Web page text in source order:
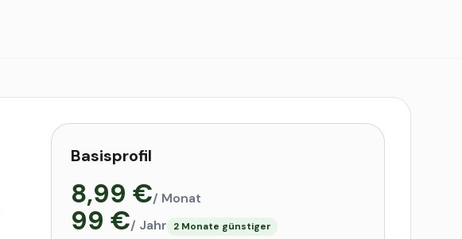
Basisprofil
8,99 €/ Monat
99 €/ Jahr 2 Monate günstiger